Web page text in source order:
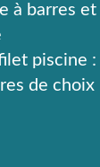
à barres
piscine
de choix